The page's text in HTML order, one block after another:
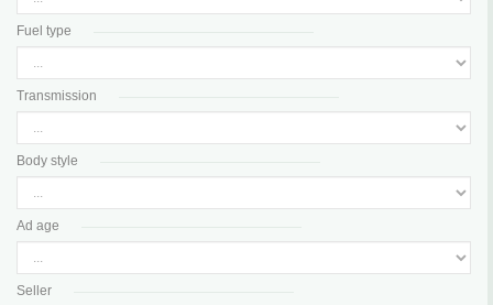
Fuel type
Transmission
Body style
Ad age
Seller